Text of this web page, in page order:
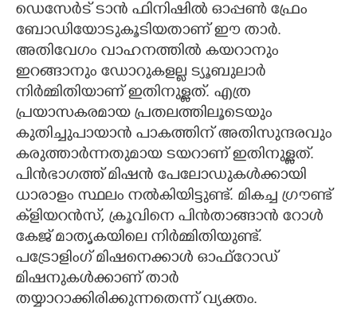
ഡെസേർട് ടാൻ ഫിനിഷിൽ ഓപ്പൺ ഫ്രേം
ബോഡിയോടുകൂടിയതാണ് ഈ താർ.
അതിവേഗം വാഹനത്തിൽ കയറാനും
ഇറങ്ങാനും ഡോറുകളല്ല ട്യൂബുലാർ
നിർമ്മിതിയാണ് ഇതിനുള്ളത്. എത്ര
പ്രയാസകരമായ പ്രതലത്തിലൂടെയും
കുതിച്ചുപായാൻ പാകത്തിന് അതിസുന്ദരവും
കരുത്താർ‌ന്നതുമായ ടയറാണ് ഇതിനുള്ളത്.
പിൻഭാഗത്ത് മിഷൻ പേലോഡുകൾക്കായി
ധാരാളം സ്ഥലം നൽകിയിട്ടുണ്ട്. മികച്ച ഗ്രൗണ്ട്
ക്‌ളിയറൻസ്, ക്രൂവിനെ പിൻതാങ്ങാൻ റോൾ
കേജ് മാതൃകയിലെ നിർമ്മിതിയുണ്ട്.
പട്രോളിംഗ് മിഷനെക്കാൾ ഓഫ്റോഡ്
മിഷനുകൾക്കാണ് താർ
തയ്യാറാക്കിരിക്കുന്നതെന്ന് വ്യക്തം.